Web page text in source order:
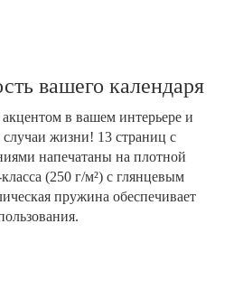
вашего календаря
в вашем интерьере и
жизни! 13 страниц с
напечатаны на плотной
(250 г/м²) с глянцевым
пружина обеспечивает